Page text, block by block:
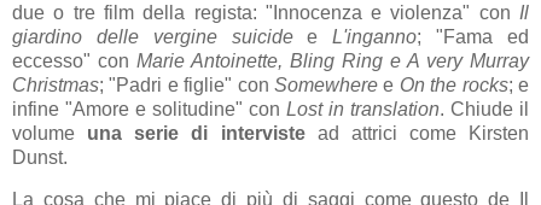
due o tre film della regista: "Innocenza e violenza" con Il
giardino delle vergine suicideeL'inganno; "Fama ed
eccesso" con Marie Antoinette, Bling Ring e A very Murray
Christmas; "Padri e figlie" con Somewhere e On the rocks; e
infine "Amore e solitudine" con Lost in translation. Chiude il
volume una serie di interviste ad attrici come Kirsten
Dunst.
La cosa che mi piace di più di saggi come questo de Il